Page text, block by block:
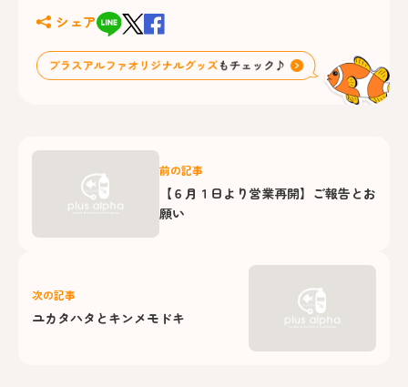
シェア
前の記事
【６月１日より営業再開】ご報告とお
願い
次の記事
ユカタハタとキンメモドキ